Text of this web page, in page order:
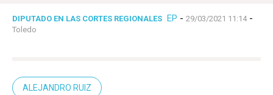
DIPUTADO EN LAS CORTES REGIONALES EP - 29/03/2021 11:14-
Toledo
ALEJANDRO RUIZ